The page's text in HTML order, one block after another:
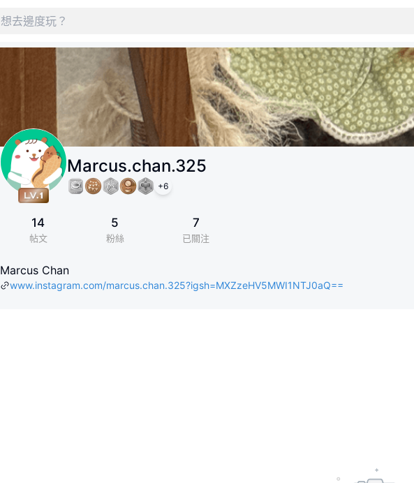
Marcus.chan.325
+6
14
帖文
5
粉絲
7
已關注
Marcus Chan
www.instagram.com/marcus.chan.325?igsh=MXZzeHV5MWI1NTJ0aQ==